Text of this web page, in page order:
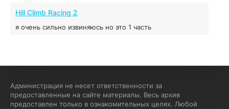
Hill Climb Racing 2
я очень сильно извиняюсь но это 1 часть
если эта для пс а не для пк какого лешего вы пишите
на пк !!!!! Сука ебланойды космические вы напишите
Администрация не несет ответственности за
предоставленные на сайте материалы. Весь архив
предоставлен только в ознакомительных целях. Любой